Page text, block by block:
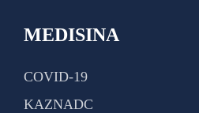
MEDISINA
COVID-19
KAZNADC